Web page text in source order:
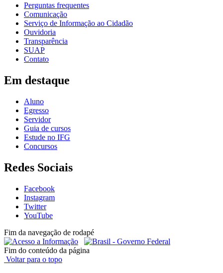
Perguntas frequentes
Comunicação
Serviço de Informação ao Cidadão
Ouvidoria
Transparência
SUAP
Contato
Em destaque
Aluno
Egresso
Servidor
Guia de cursos
Estude no IFG
Concursos
Redes Sociais
Facebook
Instagram
Twitter
YouTube
Fim da navegação de rodapé
Fim do conteúdo da página
Voltar para o topo